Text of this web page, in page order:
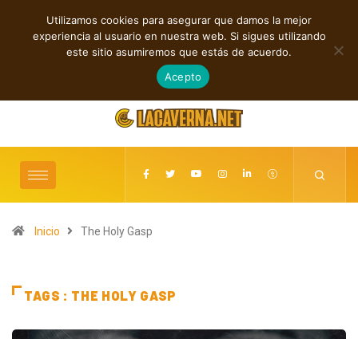
TENDENCIAS
Nueva música independiente: electrónica, post rock y punk Rock, folk
agosto 7, 2026
Inicio The Holy Gasp
TAGS : THE HOLY GASP
Utilizamos cookies para asegurar que damos la mejor
experiencia al usuario en nuestra web. Si sigues utilizando
este sitio asumiremos que estás de acuerdo.
Acepto